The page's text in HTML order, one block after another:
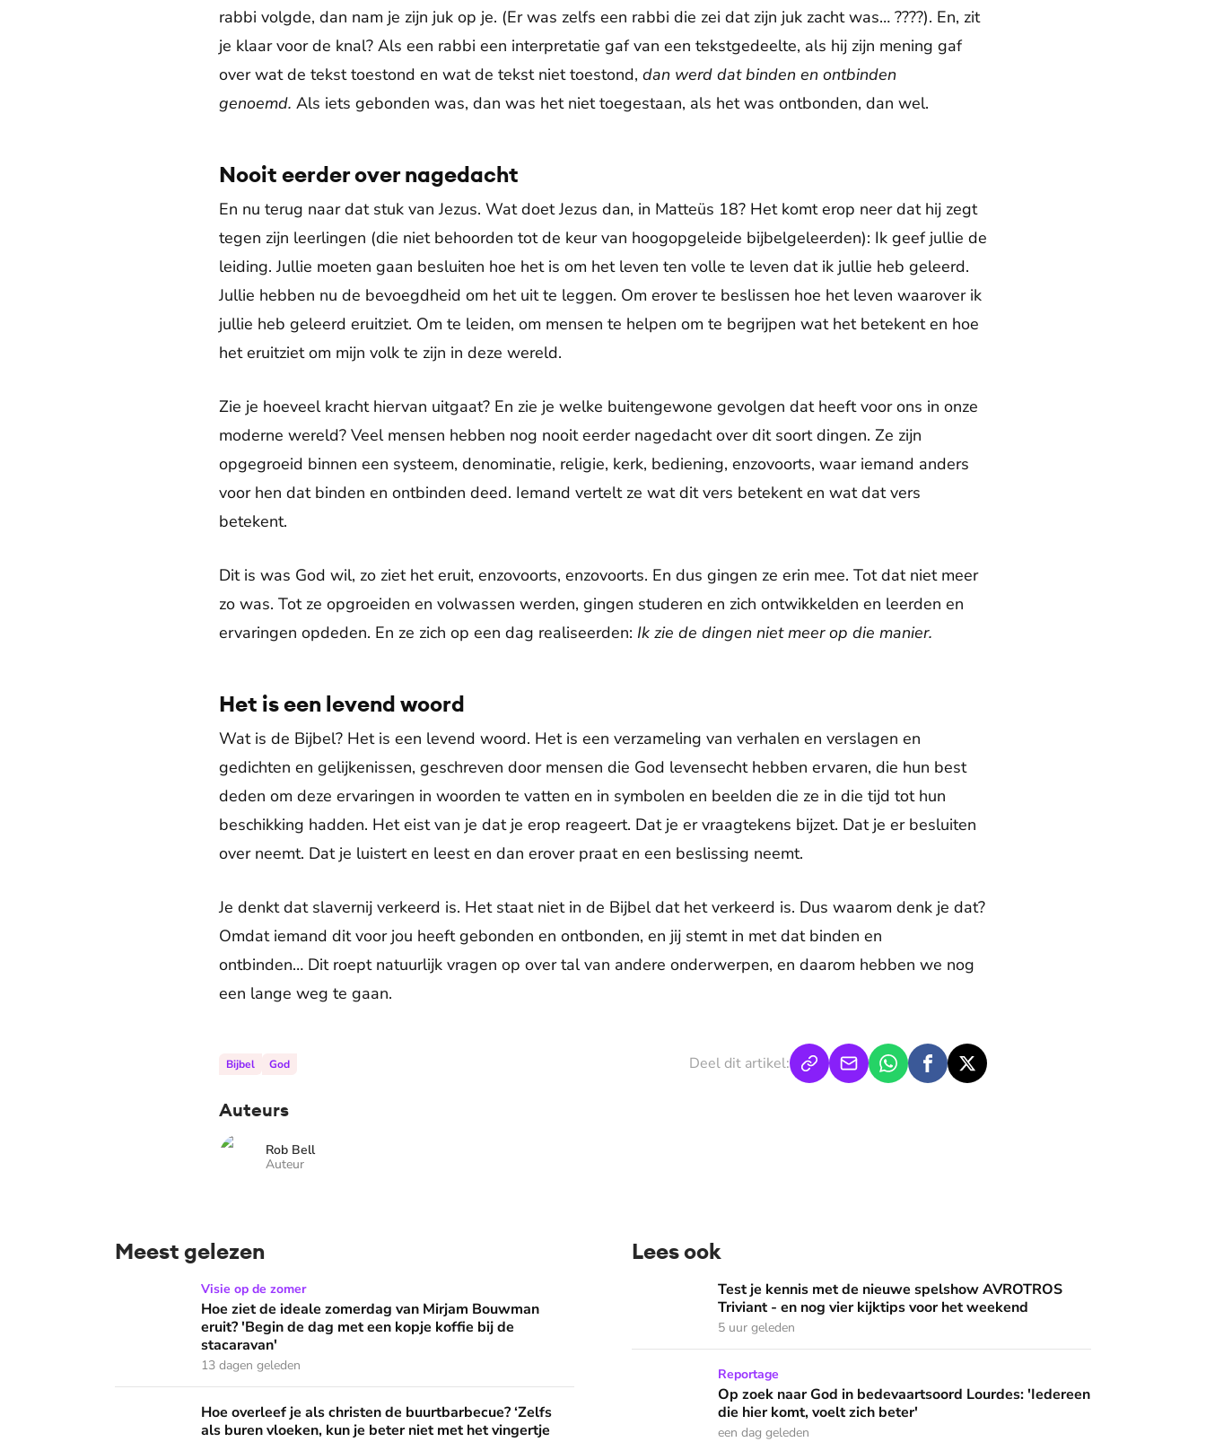
rabbi volgde, dan nam je zijn juk op je. (Er was zelfs een rabbi die zei dat zijn juk zacht was… ????). En, zit
je klaar voor de knal? Als een rabbi een interpretatie gaf van een tekstgedeelte, als hij zijn mening gaf
over wat de tekst toestond en wat de tekst niet toestond, dan werd dat binden en ontbinden
genoemd. Als iets gebonden was, dan was het niet toegestaan, als het was ontbonden, dan wel.
Nooit eerder over nagedacht
En nu terug naar dat stuk van Jezus. Wat doet Jezus dan, in Matteüs 18? Het komt erop neer dat hij zegt
tegen zijn leerlingen (die niet behoorden tot de keur van hoogopgeleide bijbelgeleerden): Ik geef jullie de
leiding. Jullie moeten gaan besluiten hoe het is om het leven ten volle te leven dat ik jullie heb geleerd.
Jullie hebben nu de bevoegdheid om het uit te leggen. Om erover te beslissen hoe het leven waarover ik
jullie heb geleerd eruitziet. Om te leiden, om mensen te helpen om te begrijpen wat het betekent en hoe
het eruitziet om mijn volk te zijn in deze wereld.
Zie je hoeveel kracht hiervan uitgaat? En zie je welke buitengewone gevolgen dat heeft voor ons in onze
moderne wereld? Veel mensen hebben nog nooit eerder nagedacht over dit soort dingen. Ze zijn
opgegroeid binnen een systeem, denominatie, religie, kerk, bediening, enzovoorts, waar iemand anders
voor hen dat binden en ontbinden deed. Iemand vertelt ze wat dit vers betekent en wat dat vers
betekent.
Dit is was God wil, zo ziet het eruit, enzovoorts, enzovoorts. En dus gingen ze erin mee. Tot dat niet meer
zo was. Tot ze opgroeiden en volwassen werden, gingen studeren en zich ontwikkelden en leerden en
ervaringen opdeden. En ze zich op een dag realiseerden: Ik zie de dingen niet meer op die manier.
Het is een levend woord
Wat is de Bijbel? Het is een levend woord. Het is een verzameling van verhalen en verslagen en
gedichten en gelijkenissen, geschreven door mensen die God levensecht hebben ervaren, die hun best
deden om deze ervaringen in woorden te vatten en in symbolen en beelden die ze in die tijd tot hun
beschikking hadden. Het eist van je dat je erop reageert. Dat je er vraagtekens bijzet. Dat je er besluiten
over neemt. Dat je luistert en leest en dan erover praat en een beslissing neemt.
Je denkt dat slavernij verkeerd is. Het staat niet in de Bijbel dat het verkeerd is. Dus waarom denk je dat?
Omdat iemand dit voor jou heeft gebonden en ontbonden, en jij stemt in met dat binden en
ontbinden… Dit roept natuurlijk vragen op over tal van andere onderwerpen, en daarom hebben we nog
een lange weg te gaan.
Bijbel God Deel dit artikel:
Auteurs
Rob Bell
Auteur
Meest gelezen
Hoe ziet de ideale zomerdag van Mirjam Bouwman eruit? 'Begin de dag met een kopje koffie bij de stacaravan'
Visie op de zomer
Hoe ziet de ideale zomerdag van Mirjam Bouwman
eruit? 'Begin de dag met een kopje koffie bij de
stacaravan'
13 dagen geleden
Hoe overleef je als christen de buurtbarbecue? ‘Zelfs als buren vloeken, kun je beter niet met het vingertje wijzen’
Hoe overleef je als christen de buurtbarbecue? ‘Zelfs
als buren vloeken, kun je beter niet met het vingertje
Lees ook
Test je kennis met de nieuwe spelshow AVROTROS Triviant - en nog vier kijktips voor
Test je kennis met de nieuwe spelshow AVROTROS
Triviant - en nog vier kijktips voor het weekend
5 uur geleden
Op zoek naar God in bedevaartsoord Lourdes: 'Iedereen die hier komt, voelt zich beter'
Reportage
Op zoek naar God in bedevaartsoord Lourdes: 'Iedereen
die hier komt, voelt zich beter'
een dag geleden